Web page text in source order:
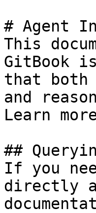
# Agent
This
GitBook
that both
and
Learn
##
If you
directly